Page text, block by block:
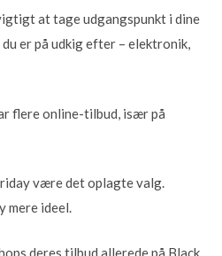
at tage udgangspunkt i dine
er på udkig efter – elektronik,
flere online-tilbud, især på
være det oplagte valg.
mere ideel.
deres tilbud allerede på Black